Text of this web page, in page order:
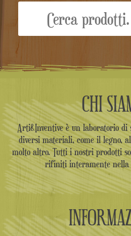
CHI
Arti&Inventive è un laboratorio di
diversi materiali, come il legno,
molto altro. Tutti i nostri prodotti
rifiniti interamente nella